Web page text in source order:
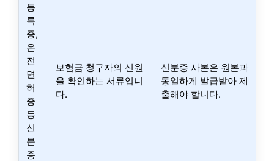
등
록
증,
운
전
면
허
증
등
신
분
증
보험금 청구자의 신원
을 확인하는 서류입니
다.
신분증 사본은 원본과
동일하게 발급받아 제
출해야 합니다.